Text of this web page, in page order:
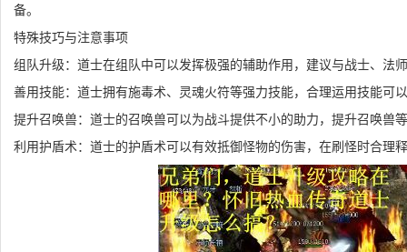
备。
特殊技巧与注意事项
组队升级：道士在组队中可以发挥极强的辅助作用，建议与战士、法
善用技能：道士拥有施毒术、灵魂火符等强力技能，合理运用技能可
提升召唤兽：道士的召唤兽可以为战斗提供不小的助力，提升召唤兽
利用护盾术：道士的护盾术可以有效抵御怪物的伤害，在刷怪时合理